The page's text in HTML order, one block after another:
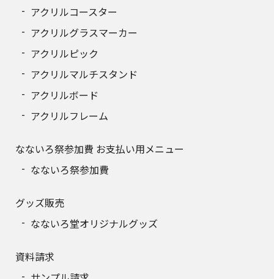
アクリルコースター
アクリルグラスマーカー
アクリルピック
アクリルマルチスタンド
アクリルボード
アクリルフレーム
なないろ祭参加費 お支払い用メニュー
なないろ祭参加費
グッズ販売
なないろ堂オリジナルグッズ
資料請求